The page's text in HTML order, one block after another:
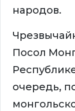
народов.
Посол
очередь,